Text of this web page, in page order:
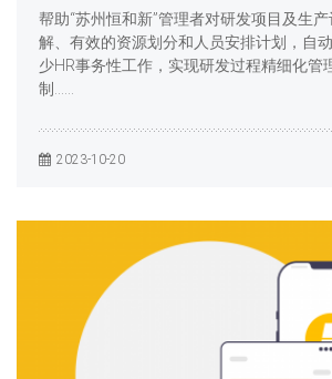
帮助“苏州恒和新”管理者对研发项目及生
解、有效的资源划分和人员安排计划，自
少HR事务性工作，实现研发过程精细化管
制……
2023-10-20